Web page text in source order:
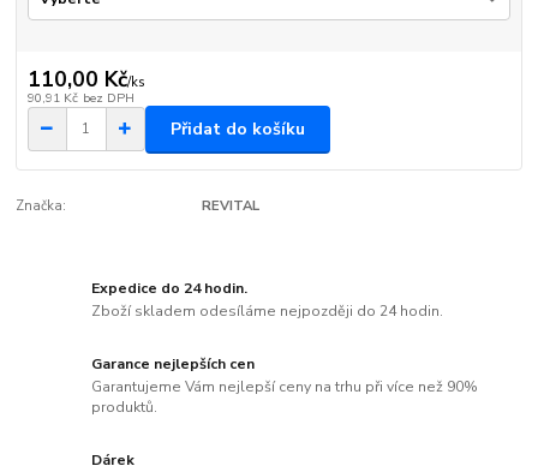
110,00 Kč/ks
90,91 Kč bez DPH
Přidat do košíku
Značka: REVITAL
Expedice do 24 hodin.
Zboží skladem odesíláme nejpozději do 24 hodin.
Garance nejlepších cen
Garantujeme Vám nejlepší ceny na trhu při více než 90%
produktů.
Dárek